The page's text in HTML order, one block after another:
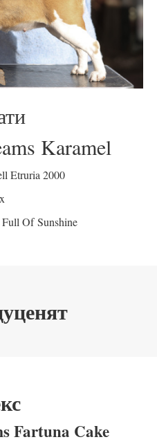
Karamel
Etruria 2000
x
Full Of Sunshine
Fartuna Cake